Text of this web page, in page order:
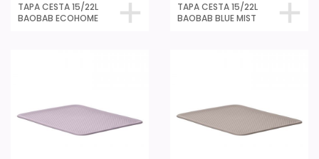
TAPA CESTA 15/22L
BAOBAB ECOHOME
TAPA CESTA 15/22L
BAOBAB BLUE MIST